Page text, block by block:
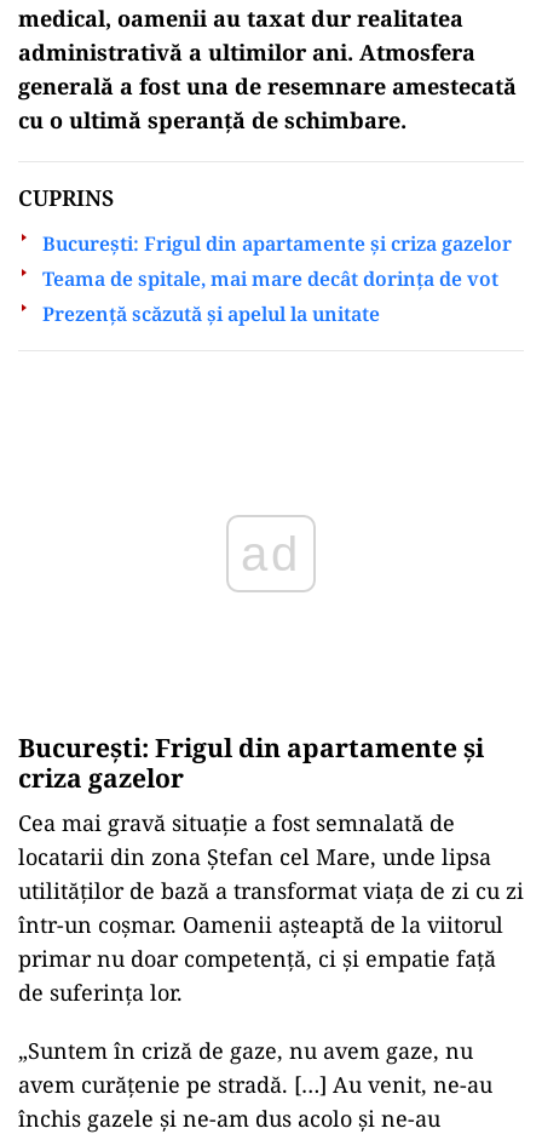
medical, oamenii au taxat dur realitatea
administrativă a ultimilor ani. Atmosfera
generală a fost una de resemnare amestecată
cu o ultimă speranță de schimbare.
CUPRINS
Bucureşti: Frigul din apartamente și criza gazelor
Teama de spitale, mai mare decât dorința de vot
Prezență scăzută și apelul la unitate
ad
Bucureşti: Frigul din apartamente și
criza gazelor
Cea mai gravă situație a fost semnalată de
locatarii din zona Ștefan cel Mare, unde lipsa
utilităților de bază a transformat viața de zi cu zi
într-un coșmar. Oamenii așteaptă de la viitorul
primar nu doar competență, ci și empatie față
de suferința lor.
„Suntem în criză de gaze, nu avem gaze, nu
avem curățenie pe stradă. […] Au venit, ne-au
închis gazele și ne-am dus acolo și ne-au